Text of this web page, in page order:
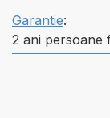
Garantie:
2 ani persoane